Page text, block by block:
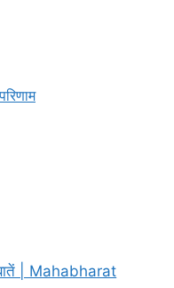
| Mahabharat